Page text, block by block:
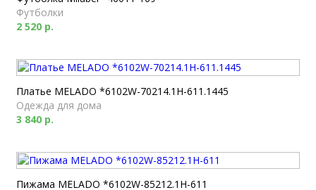
Футболки
2 520 р.
Платье MELADO *6102W-70214.1H-611.1445
Одежда для дома
3 840 р.
Пижама MELADO *6102W-85212.1H-611